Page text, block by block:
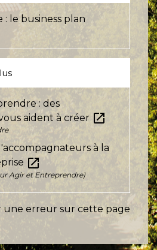
: le business plan
: des
aident à créer open_in_new
à la
open_in_new
Agir et Entreprendre)
une erreur sur cette page